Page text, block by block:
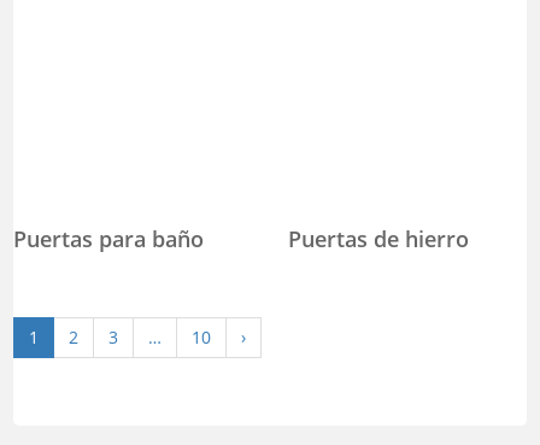
Puertas para baño Puertas de hierro
1 2 3 … 10 ›